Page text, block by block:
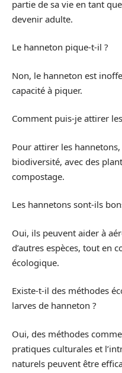
partie de sa vie en tant
devenir adulte.
Le hanneton pique-t-il ?
Non, le hanneton est
capacité à piquer.
Comment puis-je attirer
Pour attirer les
biodiversité, avec des
compostage.
Les hannetons sont-ils
Oui, ils peuvent aider à
d’autres espèces, tout en
écologique.
Existe-t-il des méthodes
larves de hanneton ?
Oui, des méthodes
pratiques culturales et
naturels peuvent être